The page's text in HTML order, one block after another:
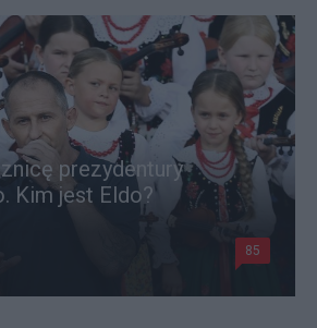
prezydentury
Kim jest Eldo?
85